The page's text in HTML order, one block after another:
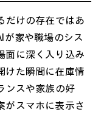
だけの存在ではあ
が家や職場のシス
面に深く入り込み
けた瞬間に在庫情
ンスや家族の好
がスマホに表示さ